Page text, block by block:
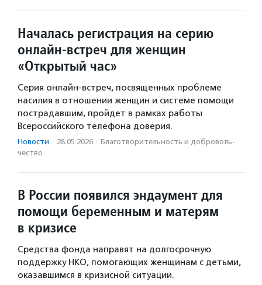
Началась регистрация на серию
онлайн-встреч для женщин
«Открытый час»
Серия онлайн-встреч, посвященных проблеме
насилия в отношении женщин и системе помощи
пострадавшим, пройдет в рамках работы
Всероссийского телефона доверия.
Новости · 28.05.2026 · Благотвори­тель­ность и доброволь­
чест­во
В России появился эндаумент для
помощи беременным и матерям
в кризисе
Средства фонда направят на долгосрочную
поддержку НКО, помогающих женщинам с детьми,
оказавшимся в кризисной ситуации.